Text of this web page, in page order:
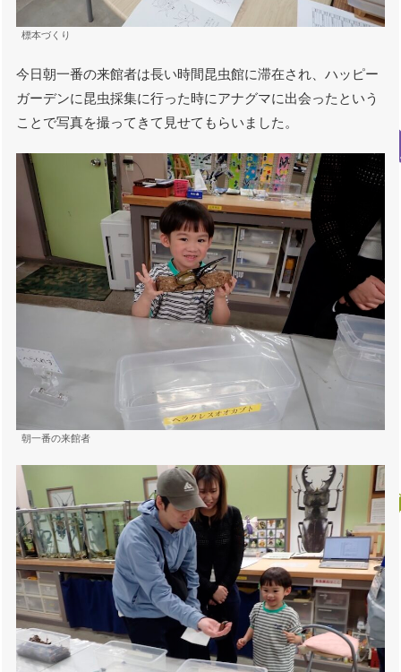
標本づくり
今日朝一番の来館者は長い時間昆虫館に滞在され、ハッピー
ガーデンに昆虫採集に行った時にアナグマに出会ったという
ことで写真を撮ってきて見せてもらいました。
朝一番の来館者